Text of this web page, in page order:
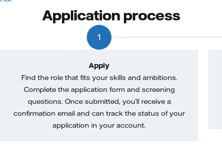
Application process
1
Apply
Find the role that fits your skills and ambitions.
Complete the application form and screening
questions. Once submitted, you’ll receive a
confirmation email and can track the status of your
application in your account.